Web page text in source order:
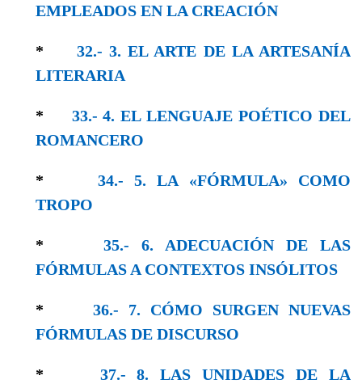
EMPLEADOS EN LA CREACIÓN
* 32.- 3. EL ARTE DE LA ARTESANÍA
LITERARIA
* 33.- 4. EL LENGUAJE POÉTICO DEL
ROMANCERO
* 34.- 5. LA «FÓRMULA» COMO
TROPO
*35.- 6. ADECUACIÓN DE LAS
FÓRMULAS A CONTEXTOS INSÓLITOS
* 36.- 7. CÓMO SURGEN NUEVAS
FÓRMULAS DE DISCURSO
* 37.- 8. LAS UNIDADES DE LA